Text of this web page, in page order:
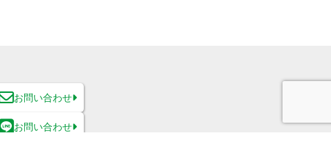
お問い合わせ
お問い合わせ